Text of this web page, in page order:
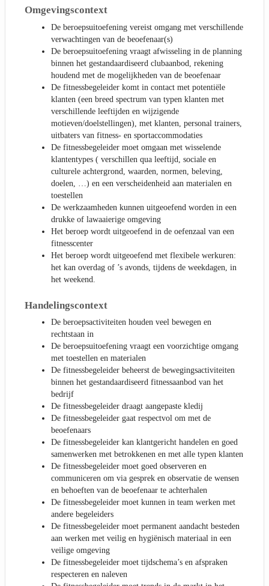
Omgevingscontext
De beroepsuitoefening vereist omgang met verschillende
verwachtingen van de beoefenaar(s)
De beroepsuitoefening vraagt afwisseling in de planning
binnen het gestandaardiseerd clubaanbod, rekening
houdend met de mogelijkheden van de beoefenaar
De fitnessbegeleider komt in contact met potentiële
klanten (een breed spectrum van typen klanten met
verschillende leeftijden en wijzigende
motieven/doelstellingen), met klanten, personal trainers,
uitbaters van fitness- en sportaccommodaties
De fitnessbegeleider moet omgaan met wisselende
klantentypes ( verschillen qua leeftijd, sociale en
culturele achtergrond, waarden, normen, beleving,
doelen, …) en een verscheidenheid aan materialen en
toestellen
De werkzaamheden kunnen uitgeoefend worden in een
drukke of lawaaierige omgeving
Het beroep wordt uitgeoefend in de oefenzaal van een
fitnesscenter
Het beroep wordt uitgeoefend met flexibele werkuren:
het kan overdag of ’s avonds, tijdens de weekdagen, in
het weekend.
Handelingscontext
De beroepsactiviteiten houden veel bewegen en
rechtstaan in
De beroepsuitoefening vraagt een voorzichtige omgang
met toestellen en materialen
De fitnessbegeleider beheerst de bewegingsactiviteiten
binnen het gestandaardiseerd fitnessaanbod van het
bedrijf
De fitnessbegeleider draagt aangepaste kledij
De fitnessbegeleider gaat respectvol om met de
beoefenaars
De fitnessbegeleider kan klantgericht handelen en goed
samenwerken met betrokkenen en met alle typen klanten
De fitnessbegeleider moet goed observeren en
communiceren om via gesprek en observatie de wensen
en behoeften van de beoefenaar te achterhalen
De fitnessbegeleider moet kunnen in team werken met
andere begeleiders
De fitnessbegeleider moet permanent aandacht besteden
aan werken met veilig en hygiënisch materiaal in een
veilige omgeving
De fitnessbegeleider moet tijdschema’s en afspraken
respecteren en naleven